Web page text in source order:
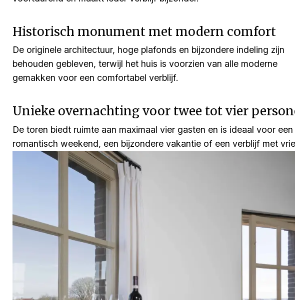
Historisch monument met modern comfort
De originele architectuur, hoge plafonds en bijzondere indeling zijn
behouden gebleven, terwijl het huis is voorzien van alle moderne
gemakken voor een comfortabel verblijf.
Unieke overnachting voor twee tot vier
De toren biedt ruimte aan maximaal vier gasten en is ideaal voor een
romantisch weekend, een bijzondere vakantie of een verblijf met